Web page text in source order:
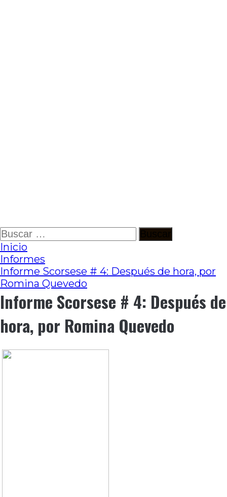
Ir
al
contenido
Buscar:
Inicio
Informes
Informe Scorsese # 4: Después de hora, por
Romina Quevedo
Informe Scorsese # 4: Después de
hora, por Romina Quevedo